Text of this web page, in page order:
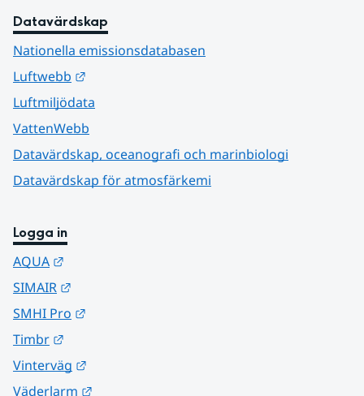
Datavärdskap
Nationella emissionsdatabasen
Luftwebb
Luftmiljödata
VattenWebb
Datavärdskap, oceanografi och marinbiologi
Datavärdskap för atmosfärkemi
Logga in
AQUA
SIMAIR
SMHI Pro
Timbr
Vinterväg
Väderlarm